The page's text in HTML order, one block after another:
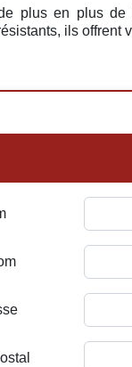
plus en plus
ils offrent